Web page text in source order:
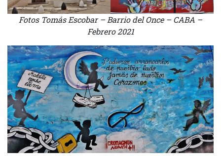
Fotos Tomás Escobar – Barrio del Once – CABA –
Febrero 2021